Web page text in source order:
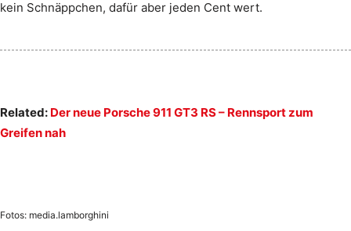
kein Schnäppchen, dafür aber jeden Cent wert.
Related: Der neue Porsche 911 GT3 RS – Rennsport zum
Greifen nah
Fotos: media.lamborghini